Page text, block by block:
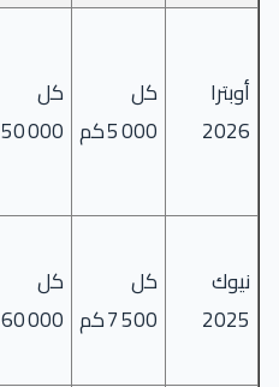
أوبترا
2026
كل
5 000 كم
كل
50 000 كم
نيوك
2025
كل
7 500 كم
كل
60 000 كم